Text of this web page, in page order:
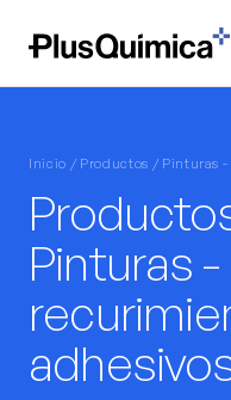
Inicio / Productos / Pinturas
Pinturas -